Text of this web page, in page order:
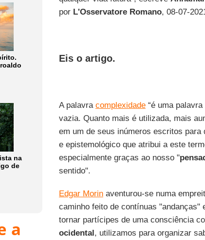
na
de
a
por L'Osservatore Romano, 08-07-
Eis o artigo.
A palavra complexidade“é uma palavra
vazia. Quanto mais é utilizada, mais
em um de seus inúmeros escritos
e epistemológico que atribui a este
especialmente graças ao nosso "
sentido".
Edgar Morinaventurou-se numa
caminho feito de contínuas
tornar partícipes de uma consciência
ocidental, utilizamos para organizar